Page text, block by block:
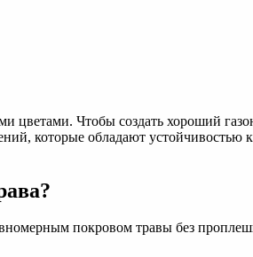
Чтобы создать хороший
которые обладают устойчивостью
покровом травы без